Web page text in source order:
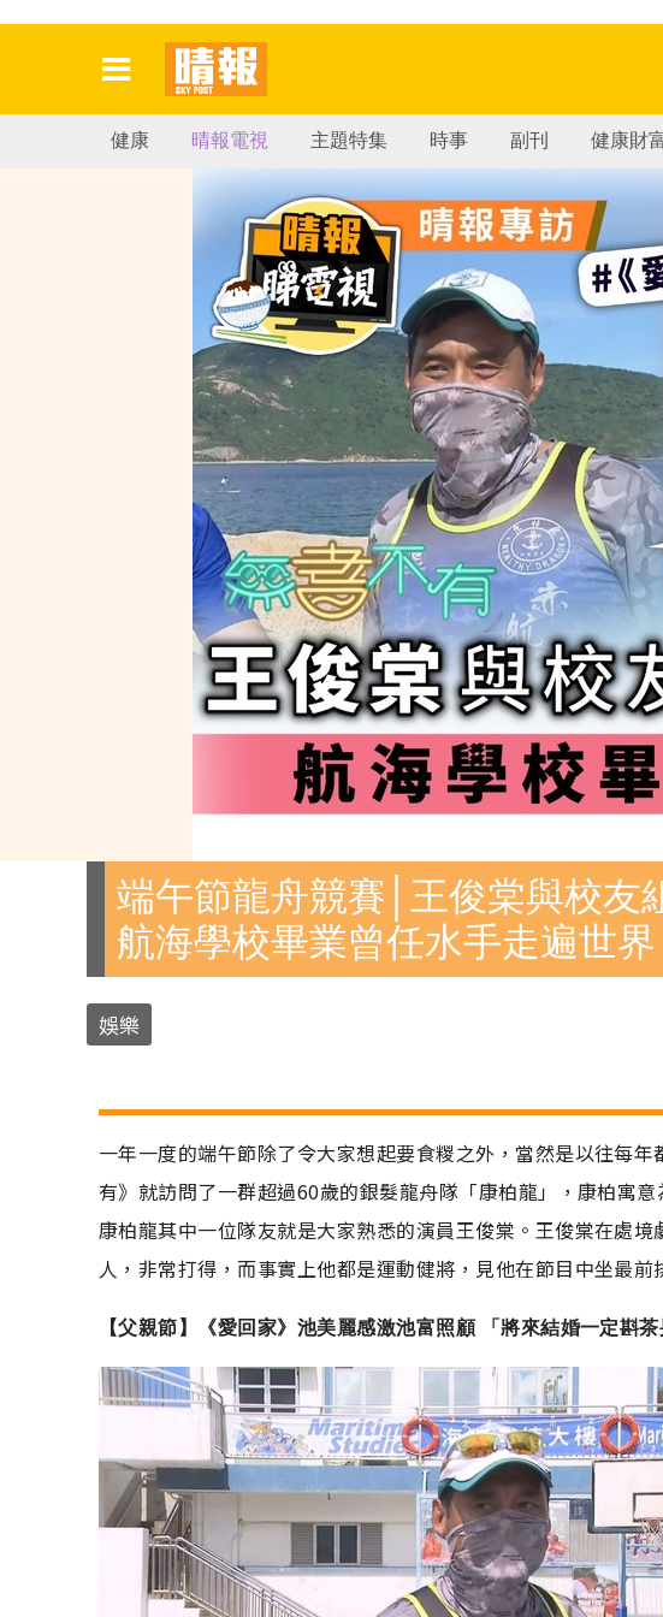
健康 晴報電視 主題特集 時事 副刊 健康財
端午節龍舟競賽│王俊棠與校友
航海學校畢業曾任水手走遍世界
娛樂
一年一度的端午節除了令大家想起要食糉之外，當然是以往每
有》就訪問了一群超過60歲的銀髮龍舟隊「康柏龍」，康柏寓
康柏龍其中一位隊友就是大家熟悉的演員王俊棠。王俊棠在處
人，非常打得，而事實上他都是運動健將，見他在節目中坐最
【父親節】《愛回家》池美麗感激池富照顧 「將來結婚一定斟茶